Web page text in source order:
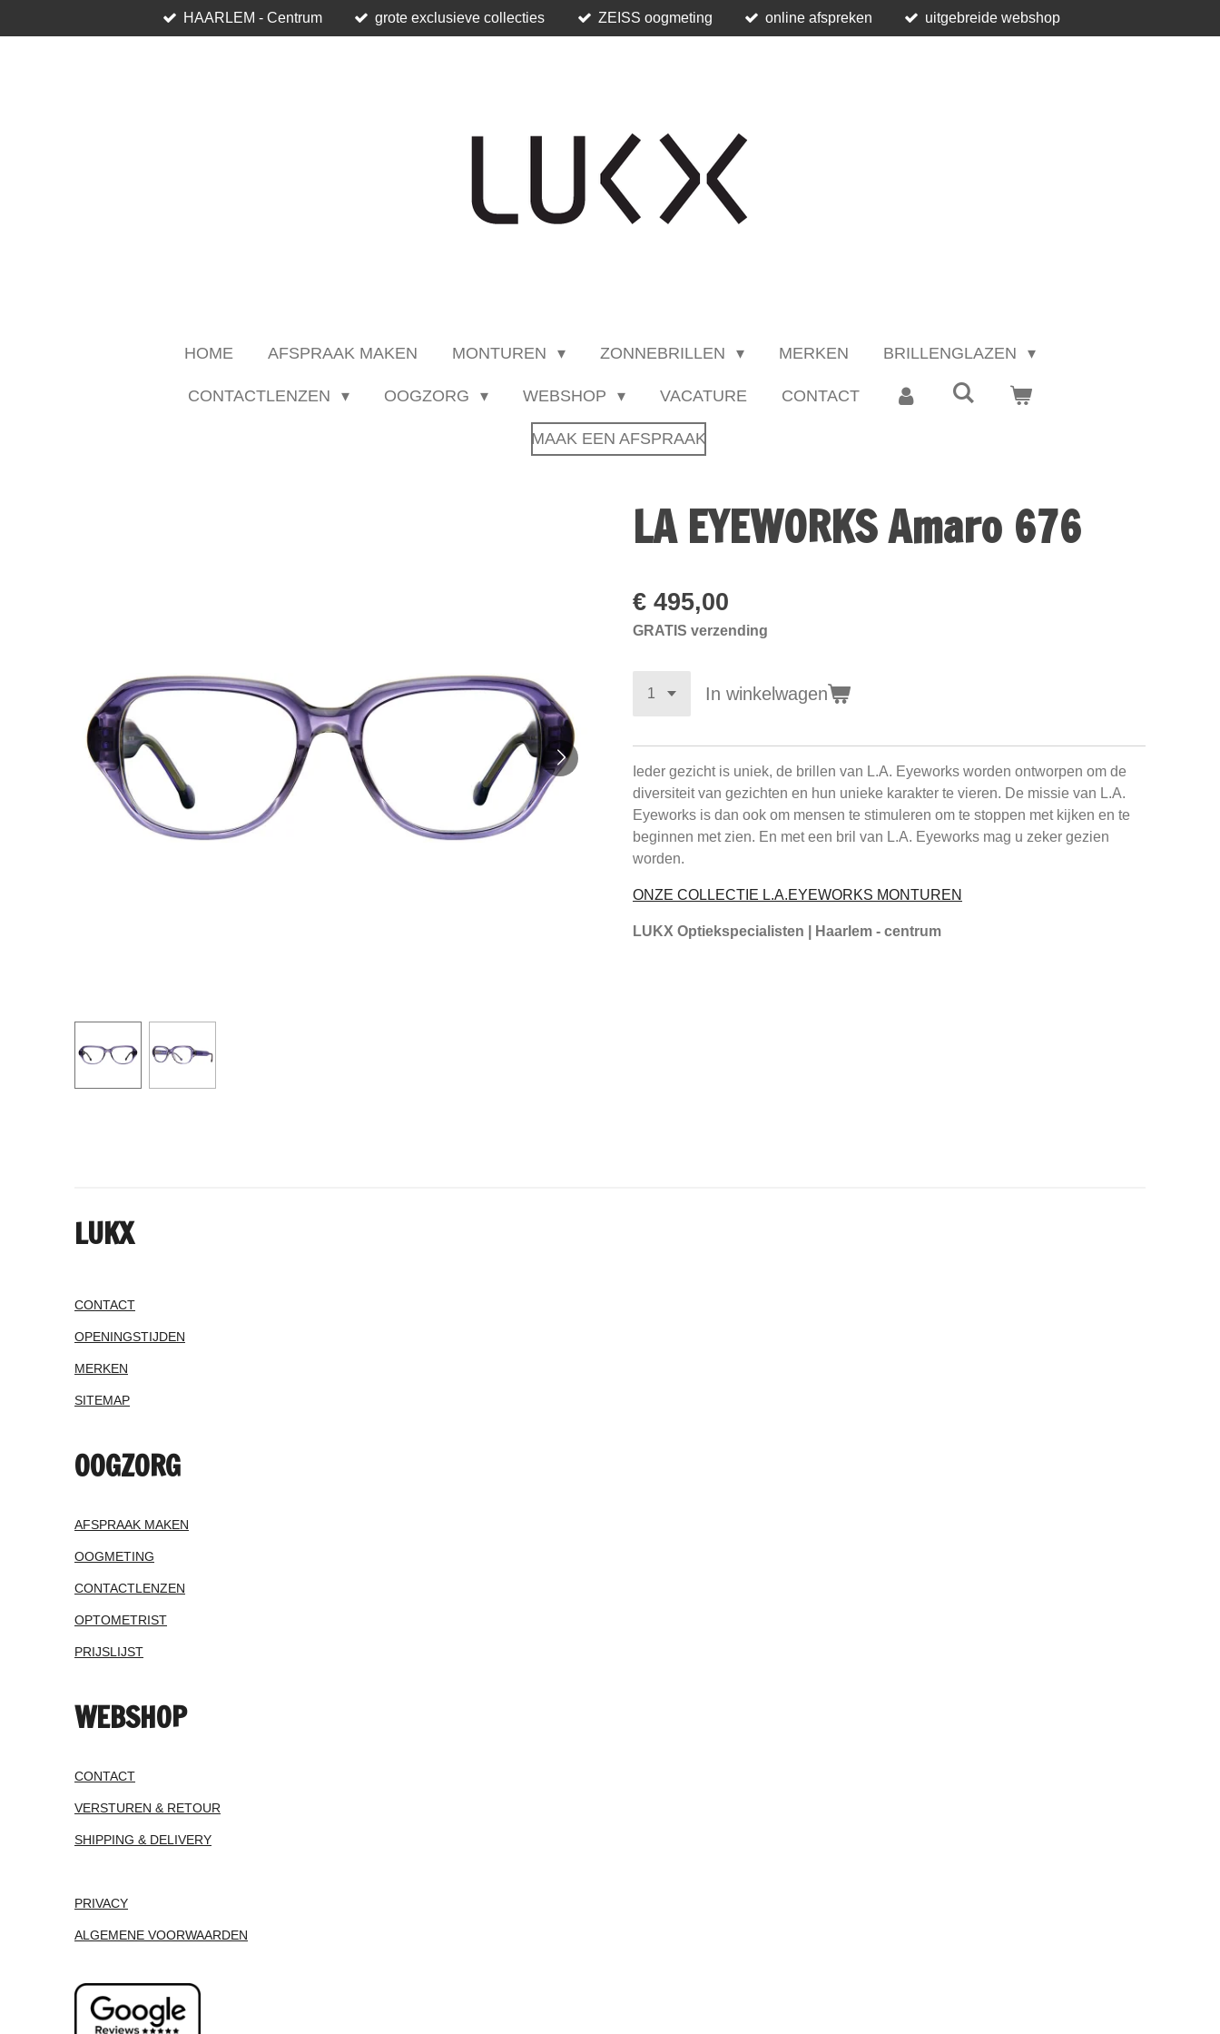
direct
HAARLEM - Centrum grote exclusieve collecties ZEISS oogmeting online afspreken uitgebreide webshop
HOME AFSPRAAK MAKEN MONTUREN ZONNEBRILLEN MERKEN BRILLENGLAZEN
CONTACTLENZEN OOGZORG WEBSHOP VACATURE CONTACT
MAAK EEN AFSPRAAK
LA EYEWORKS Amaro 676
€ 495,00
GRATIS verzending
In winkelwagen
Ieder gezicht is uniek, de brillen van L.A. Eyeworks worden ontworpen om de
diversiteit van gezichten en hun unieke karakter te vieren. De missie van L.A.
Eyeworks is dan ook om mensen te stimuleren om te stoppen met kijken en te
beginnen met zien. En met een bril van L.A. Eyeworks mag u zeker gezien
worden.
ONZE COLLECTIE L.A.EYEWORKS MONTUREN
LUKX Optiekspecialisten | Haarlem - centrum
LUKX
CONTACT
OPENINGSTIJDEN
MERKEN
SITEMAP
OOGZORG
AFSPRAAK MAKEN
OOGMETING
CONTACTLENZEN
OPTOMETRIST
PRIJSLIJST
WEBSHOP
CONTACT
VERSTUREN & RETOUR
SHIPPING & DELIVERY
PRIVACY
ALGEMENE VOORWAARDEN